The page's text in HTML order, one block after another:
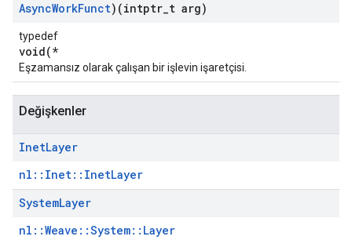
AsyncWorkFunct)(intptr t arg)
typedef
void(*
Eşzamansız olarak çalışan bir işlevin işaretçisi.
Değişkenler
InetLayer
nl::Inet::InetLayer
SystemLayer
nl::Weave::System::Layer